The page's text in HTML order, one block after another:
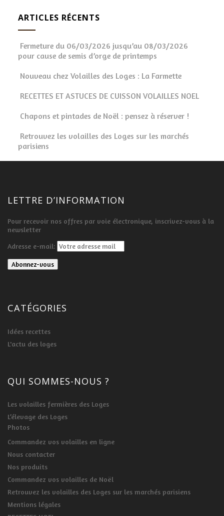
ARTICLES RÉCENTS
Fermeture du 06/03/2026 jusqu’au 08/03/2026
pour cause de semis d’orge de printemps
Nouveau chez Volailles des Loges : La Farmette
RECETTES ET ASTUCES DE CUISSON VOLAILLES NOEL
Chapons et pintades de Noël : pensez à réserver !
Retrouvez les volailles des Loges sur les marchés
parisiens
LETTRE D’INFORMATION
Pour recevoir nos offres par voie électronique, inscrivez-vous à la
newsletter
Adresse e-mail:
CATÉGORIES
Idées recettes
L'actu des loges
QUI SOMMES-NOUS ?
Les volailles fermières des Loges
L’élevage des Loges
Photos
Commandez vos volailles en ligne
Nous contacter
Nos produits
Commandez vos volailles de Noël
Retrouvez les volailles des Loges sur les marchés parisiens
Mentions légales